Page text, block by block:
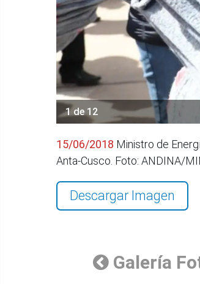
1 de 12
15/06/2018 Ministro de
Anta-Cusco. Foto: ANDINA/
Descargar Imagen
Galería